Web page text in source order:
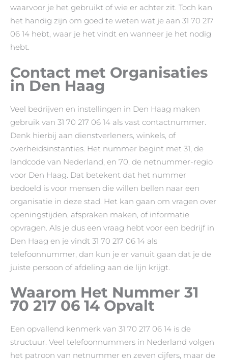
waarvoor je het gebruikt of wie er achter zit. Toch kan
het handig zijn om goed te weten wat je aan 31 70 217
06 14 hebt, waar je het vindt en wanneer je het nodig
hebt.
Contact met Organisaties
in Den Haag
Veel bedrijven en instellingen in Den Haag maken
gebruik van 31 70 217 06 14 als vast contactnummer.
Denk hierbij aan dienstverleners, winkels, of
overheidsinstanties. Het nummer begint met 31, de
landcode van Nederland, en 70, de netnummer-regio
voor Den Haag. Dat betekent dat het nummer
bedoeld is voor mensen die willen bellen naar een
organisatie in deze stad. Het kan gaan om vragen over
openingstijden, afspraken maken, of informatie
opvragen. Als je dus een vraag hebt voor een bedrijf in
Den Haag en je vindt 31 70 217 06 14 als
telefoonnummer, dan kun je er vanuit gaan dat je de
juiste persoon of afdeling aan de lijn krijgt.
Waarom Het Nummer 31
70 217 06 14 Opvalt
Een opvallend kenmerk van 31 70 217 06 14 is de
structuur. Veel telefoonnummers in Nederland volgen
het patroon van netnummer en zeven cijfers, maar de